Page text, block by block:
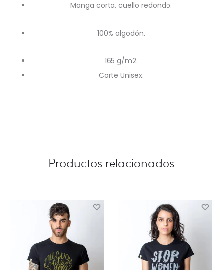
Manga corta, cuello redondo.
100% algodón.
165 g/m2.
Corte Unisex.
Productos relacionados